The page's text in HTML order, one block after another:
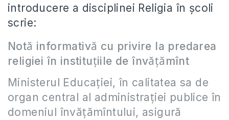
introducere a disciplinei Religia în şcoli
scrie:
Notă informativă cu privire la predarea
religiei în instituţiile de învăţămînt
Ministerul Educaţiei, în calitatea sa de
organ central al administraţiei publice în
domeniul învăţămîntului, asigură